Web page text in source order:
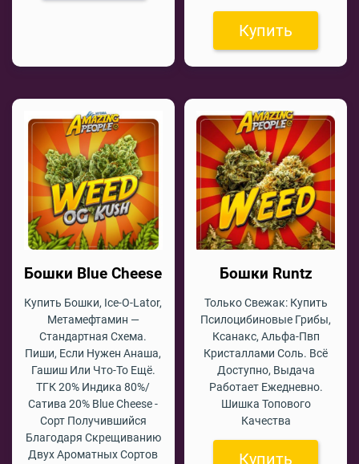
Купить
Бошки Blue Cheese
Купить Бошки, Ice-O-Lator,
Метамефтамин —
Стандартная Схема.
Пиши, Если Нужен Анаша,
Гашиш Или Что-То Ещё.
ТГК 20% Индика 80%/
Сатива 20% Blue Cheese -
Сорт Получившийся
Благодаря Скрещиванию
Двух Ароматных Сортов
Бошки Runtz
Только Свежак: Купить
Псилоцибиновые Грибы,
Ксанакс, Альфа-Пвп
Кристаллами Соль. Всё
Доступно, Выдача
Работает Ежедневно.
Шишка Топового
Качества
Купить